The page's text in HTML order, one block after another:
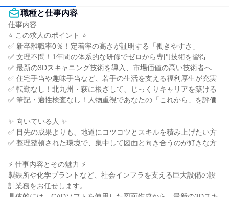
職種と仕事内容
仕事内容
⭐ この求人のポイント ⭐
✅ 新卒離職率0％！定着率の高さが証明する「働きやすさ」
✅ 文理不問！1年間の体系的な研修でゼロから専門技術を習得
✅ 最新の3Dスキャニング技術を導入、市場価値の高い技術者へ
✅ 住宅手当や趣味手当など、若手の生活を支える福利厚生が充実
✅ 転勤なし！北九州・萩に根ざして、じっくりキャリアを築ける
✅ 筆記・適性検査なし！人物重視であなたの「これから」を評価
✨ 向いている人 ✨
✅ 目先の成果よりも、地道にコツコツとスキルを積み上げたい方
✅ 整理整頓された環境で、集中して図面と向き合うのが好きな方
⚡ 仕事内容とその魅力 ⚡
製鉄所や化学プラントなど、社会インフラを支える巨大設備の設
計業務をお任せします。